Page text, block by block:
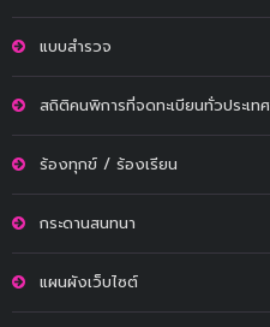
แบบสำรวจ
สถิติคนพิการที่จดทะเบียนทั่วประเทศ
ร้องทุกข์ / ร้องเรียน
กระดานสนทนา
แผนผังเว็บไซต์